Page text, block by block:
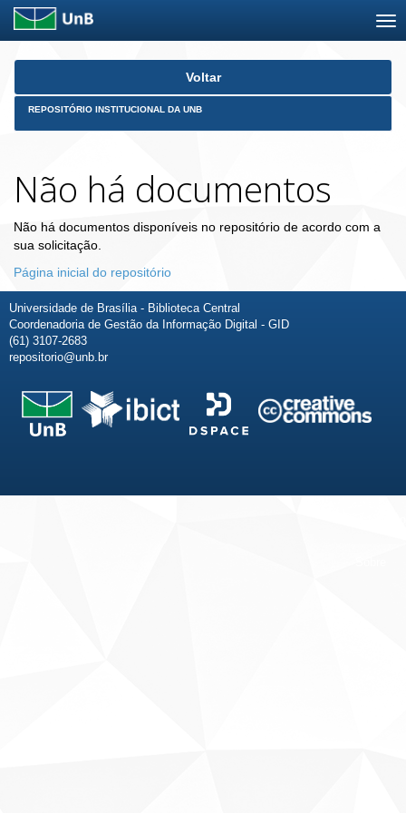
Skip
Voltar
REPOSITÓRIO INSTITUCIONAL DA UNB
Não há documentos
Não há documentos disponíveis no repositório de acordo com a
sua solicitação.
Página inicial do repositório
Universidade de Brasília - Biblioteca Central
Coordenadoria de Gestão da Informação Digital - GID
(61) 3107-2683
repositorio@unb.br